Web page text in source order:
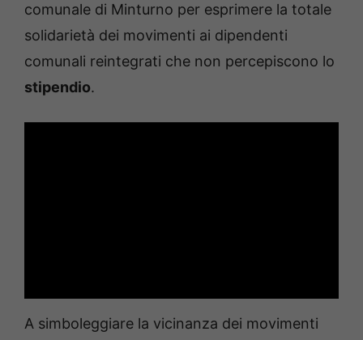
comunale di Minturno per esprimere la totale
solidarietà dei movimenti ai dipendenti
comunali reintegrati che non percepiscono lo
stipendio.
A simboleggiare la vicinanza dei movimenti